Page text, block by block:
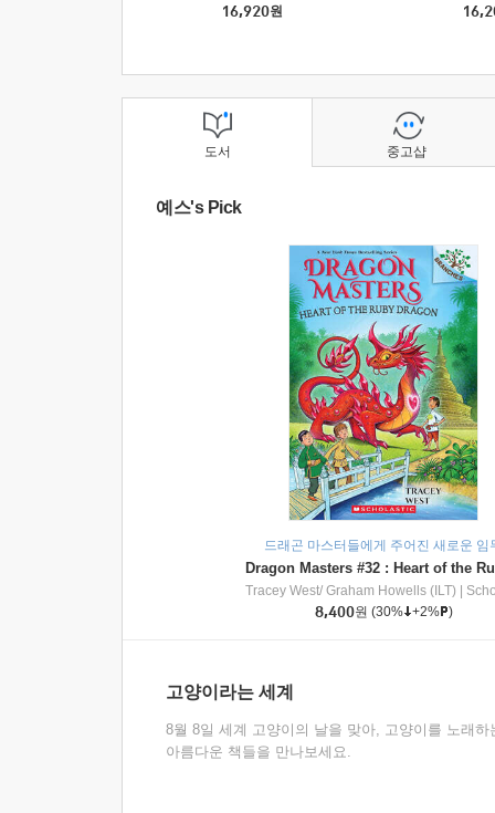
16,920원
도서
예스's Pick
드래곤 마스터들에게 주어진 새로운 임
Tracey West/ Graham Howells (ILT)
8,400원 (30% +2% )
고양이라는 세계
8월 8일 세계 고양이의 날을 맞아, 고양이를 노래하
아름다운 책들을 만나보세요.
중고샵